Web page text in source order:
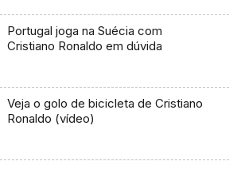
Portugal joga na Suécia com
Cristiano Ronaldo em dúvida
Veja o golo de bicicleta de Cristiano
Ronaldo (vídeo)